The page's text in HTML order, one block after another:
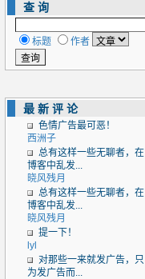
查询
标题 作者
最新评论
色情广告最可恶！
西洲子
总有这样一些无聊者，在
博客中乱发...
晓风残月
总有这样一些无聊者，在
博客中乱发...
晓风残月
提一下！
lyl
对那些一来就发广告，只
为发广告而...